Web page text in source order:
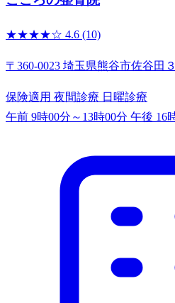
★★★★☆ 4.6 (10)
〒360-0023 埼玉県熊谷市佐谷田
保険適用 夜間診療 日曜診療
午前 9時00分～13時00分 午後 16